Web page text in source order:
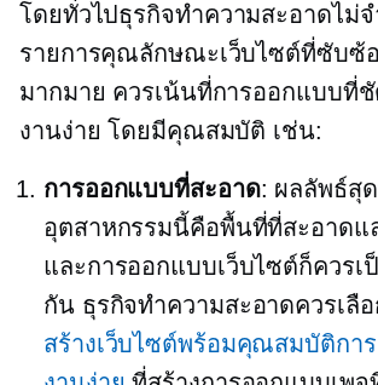
โดยทั่วไปธุรกิจทำความสะอาดไม่จ
รายการคุณลักษณะเว็บไซต์ที่ซับซ้
มากมาย ควรเน้นที่การออกแบบที่
งานง่าย โดยมีคุณสมบัติ เช่น:
การออกแบบที่สะอาด: ผลลัพธ์สุ
อุตสาหกรรมนี้คือพื้นที่ที่สะอาดแ
และการออกแบบเว็บไซต์ก็ควร
กัน ธุรกิจทำความสะอาดควรเลื
สร้างเว็บไซต์พร้อมคุณสมบัติกา